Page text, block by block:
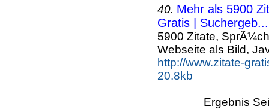
40. Mehr als 5900
Gratis | Suchergeb...
5900 Zitate,
Webseite als Bild,
http://www.zitate-
20.8kb
Ergebnis